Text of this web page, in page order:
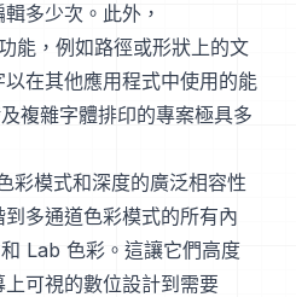
多少次。此外，
能，例如路徑或形狀上的文
在其他應用程式中使用的能
複雜字體排印的專案極具多
彩模式和深度的廣泛相容性
多通道色彩模式的所有內
Lab 色彩。這讓它們高度
可視的數位設計到需要